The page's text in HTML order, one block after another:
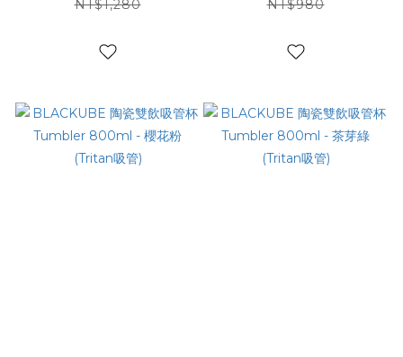
NT$1,280 (不鏽鋼吸管)
NT$980